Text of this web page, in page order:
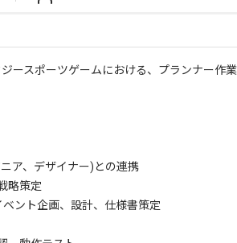
ースポーツゲームにおける、プランナー作
ア、デザイナー)との連携
略策定
ント企画、設計、仕様書策定